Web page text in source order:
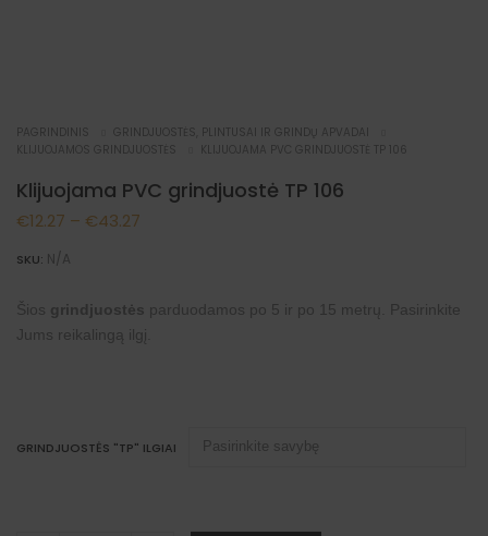
PAGRINDINIS
GRINDJUOSTĖS, PLINTUSAI IR GRINDŲ APVADAI
KLIJUOJAMOS GRINDJUOSTĖS
KLIJUOJAMA PVC GRINDJUOSTĖ TP 106
Klijuojama PVC grindjuostė TP 106
€12.27 – €43.27
through
SKU: N/A
Šios grindjuostės parduodamos po 5 ir po 15 metrų. Pasirinkite
Jums reikalingą ilgį.
GRINDJUOSTĖS "TP" ILGIAI